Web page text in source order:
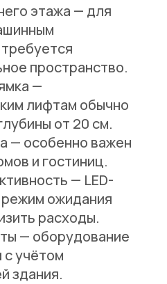
этажа — для
пространство.
—
лифтам обычно
от 20 см.
— особенно важен
и гостиниц.
— LED-
ожидания
расходы.
— оборудование
с учётом
здания.